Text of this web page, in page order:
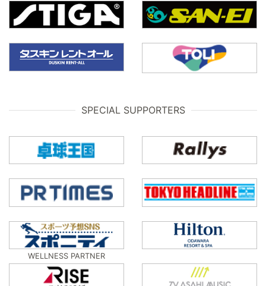
SPECIAL SUPPORTERS
WELLNESS PARTNER